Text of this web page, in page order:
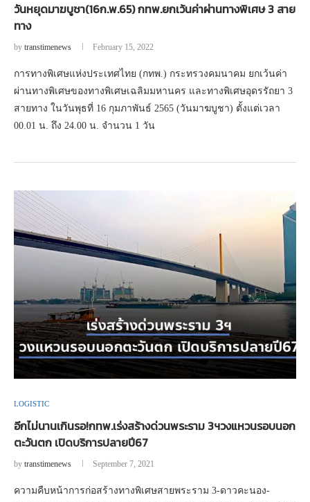
วันหยุดมาฆบูชา(16ก.พ.65) กทพ.ยกเว้นค่าผ่านทางพิเศษ 3 สาย
ทาง
by transtimenews February 15, 2022
การทางพิเศษแห่งประเทศไทย (กทพ.) กระทรวงคมนาคม ยกเว้นค่า
ผ่านทางพิเศษของทางพิเศษเฉลิมมหานคร และทางพิเศษอุดรรัถยา 3
สายทาง ในวันพุธที่ 16 กุมภาพันธ์ 2565 (วันมาฆบูชา) ตั้งแต่เวลา
00.01 น. ถึง 24.00 น. จำนวน 1 วัน
LOGISTIC
อีกไม่นานเกินรอ!กทพ.เร่งสร้างด่วนพระราม 3ฯวงแหวนรอบนอก
ตะวันตก เปิดบริการปลายปี67
by transtimenews September 7, 2021
ความคืบหน้าการก่อสร้างทางพิเศษสายพระราม 3-ดาวคะนอง-